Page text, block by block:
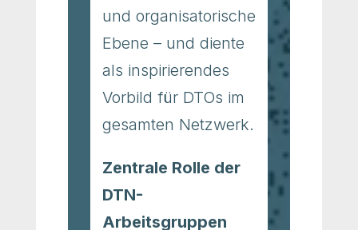
und organisatorische
Ebene – und diente
als inspirierendes
Vorbild für DTOs im
gesamten Netzwerk.
Zentrale Rolle der
DTN-
Arbeitsgruppen